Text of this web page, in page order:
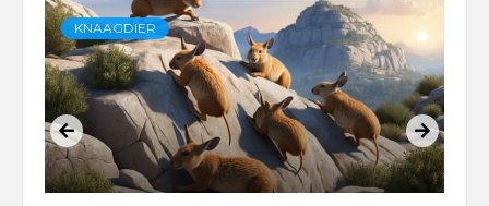
KNAAGDIER